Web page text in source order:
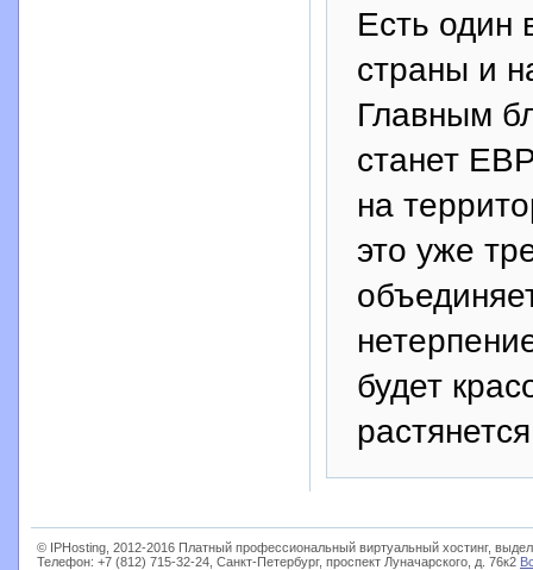
Есть один
страны и
Главным
станет
на
это уже
будет
© IPHosting, 2012-2016 Платный профессиональный виртуальный хостинг,
Телефон: +7 (812) 715-32-24, Санкт-Петербург, проспект Луначарского, д. 76к2